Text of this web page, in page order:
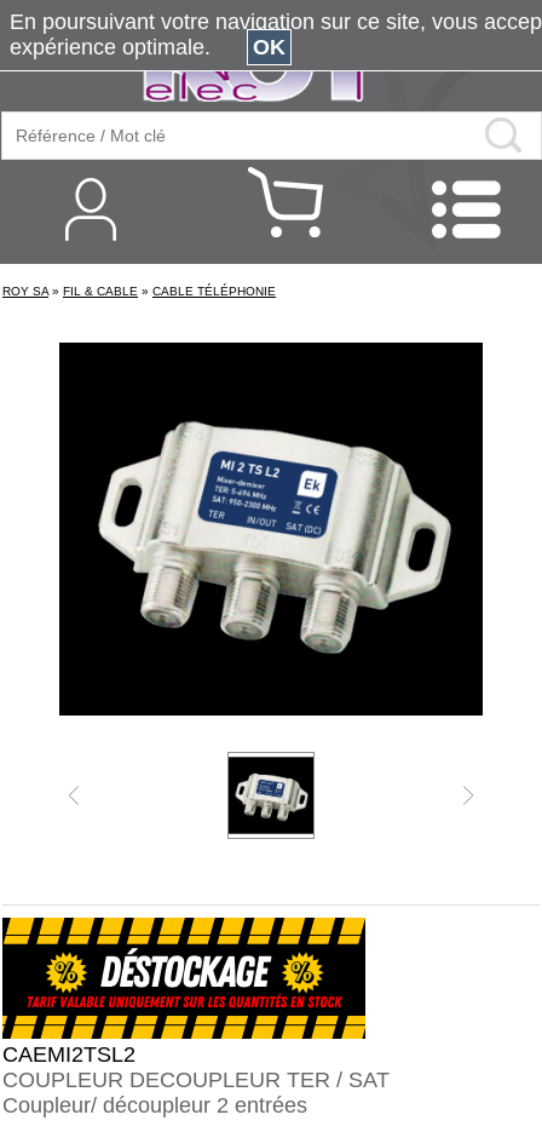
ROY SA » FIL & CABLE » CABLE TÉLÉPHONIE
CAEMI2TSL2
COUPLEUR DECOUPLEUR TER / SAT
Coupleur/ découpleur 2 entrées
En poursuivant votre navigation sur ce site, vous
expérience optimale.
OK